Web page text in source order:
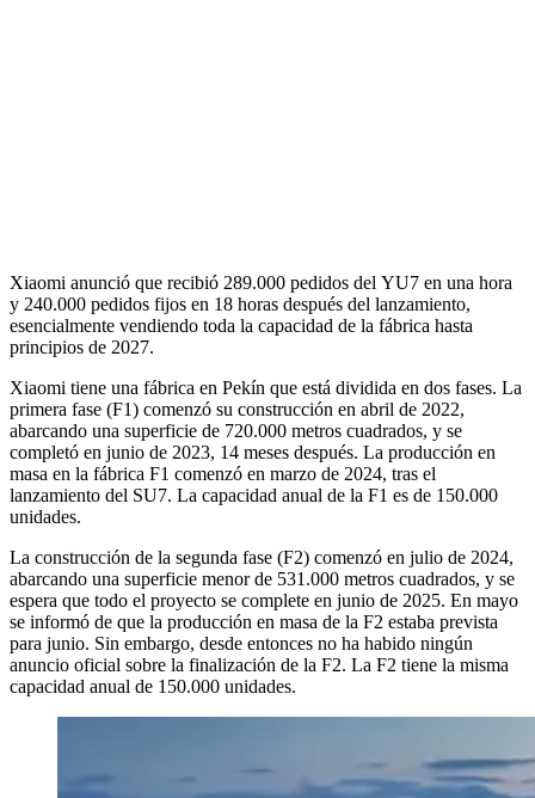
Xiaomi anunció que recibió 289.000 pedidos del YU7 en una hora
y 240.000 pedidos fijos en 18 horas después del lanzamiento,
esencialmente vendiendo toda la capacidad de la fábrica hasta
principios de 2027.
Xiaomi tiene una fábrica en Pekín que está dividida en dos fases. La
primera fase (F1) comenzó su construcción en abril de 2022,
abarcando una superficie de 720.000 metros cuadrados, y se
completó en junio de 2023, 14 meses después. La producción en
masa en la fábrica F1 comenzó en marzo de 2024, tras el
lanzamiento del SU7. La capacidad anual de la F1 es de 150.000
unidades.
La construcción de la segunda fase (F2) comenzó en julio de 2024,
abarcando una superficie menor de 531.000 metros cuadrados, y se
espera que todo el proyecto se complete en junio de 2025. En mayo
se informó de que la producción en masa de la F2 estaba prevista
para junio. Sin embargo, desde entonces no ha habido ningún
anuncio oficial sobre la finalización de la F2. La F2 tiene la misma
capacidad anual de 150.000 unidades.